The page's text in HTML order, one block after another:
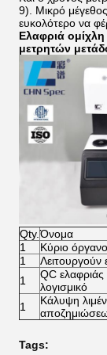
9). Μικρό
ευκολότερο να
Ελαφριά
μετρητών
Qty. Όνομα
1
Κύριο όργανο
1
Λειτουργούν
1
QC ελαφριάς
λογισμικό
1
Κάλυψη
Tags: